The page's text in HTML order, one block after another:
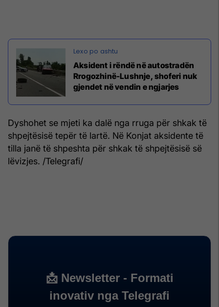
Aksident i rëndë në autostradën
Rrogozhinë-Lushnje, shoferi nuk
gjendet në vendin e ngjarjes
Dyshohet se mjeti ka dalë nga rruga për shkak të
shpejtësisë tepër të lartë. Në Konjat aksidente të
tilla janë të shpeshta për shkak të shpejtësisë së
lëvizjes. /Telegrafi/